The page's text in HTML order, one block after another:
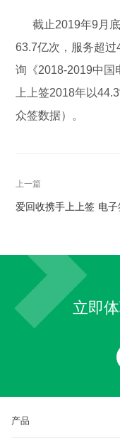
截止2019年9月
63.7亿次，服务超
询《2018-2019中国
上上签2018年以
众签数据）。
上一篇
爱回收携手上上签 电
立即
产品